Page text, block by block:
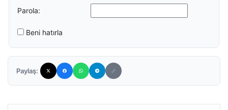
Parola:
Beni hatırla
Paylaş: